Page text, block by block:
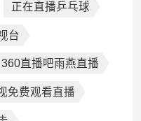
正在直播乒乓球
台
360直播吧雨燕直播
免费观看直播